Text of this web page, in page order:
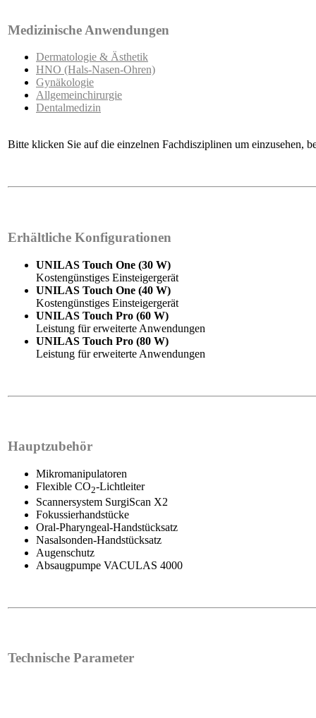
Medizinische Anwendungen
Dermatologie & Ästhetik
HNO (Hals-Nasen-Ohren)
Gynäkologie
Allgemeinchirurgie
Dentalmedizin
Bitte klicken Sie auf die einzelnen Fachdisziplinen um einzusehen,
Erhältliche Konfigurationen
UNILAS Touch One (30 W)
Kostengünstiges Einsteigergerät
UNILAS Touch One (40 W)
Kostengünstiges Einsteigergerät
UNILAS Touch Pro (60 W)
Leistung für erweiterte Anwendungen
UNILAS Touch Pro (80 W)
Leistung für erweiterte Anwendungen
Hauptzubehör
Mikromanipulatoren
Flexible CO2-Lichtleiter
Scannersystem SurgiScan X2
Fokussierhandstücke
Oral-Pharyngeal-Handstücksatz
Nasalsonden-Handstücksatz
Augenschutz
Absaugpumpe VACULAS 4000
Technische Parameter